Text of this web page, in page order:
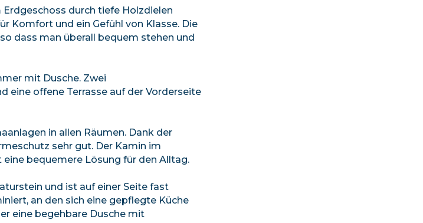
durch tiefe Holzdielen
Komfort und ein Gefühl von Klasse. Die
dass man überall bequem stehen und
mit Dusche. Zwei
eine offene Terrasse auf der Vorderseite
in allen Räumen. Dank der
sehr gut. Der Kamin im
bequemere Lösung für den Alltag.
und ist auf einer Seite fast
an den sich eine gepflegte Küche
eine begehbare Dusche mit